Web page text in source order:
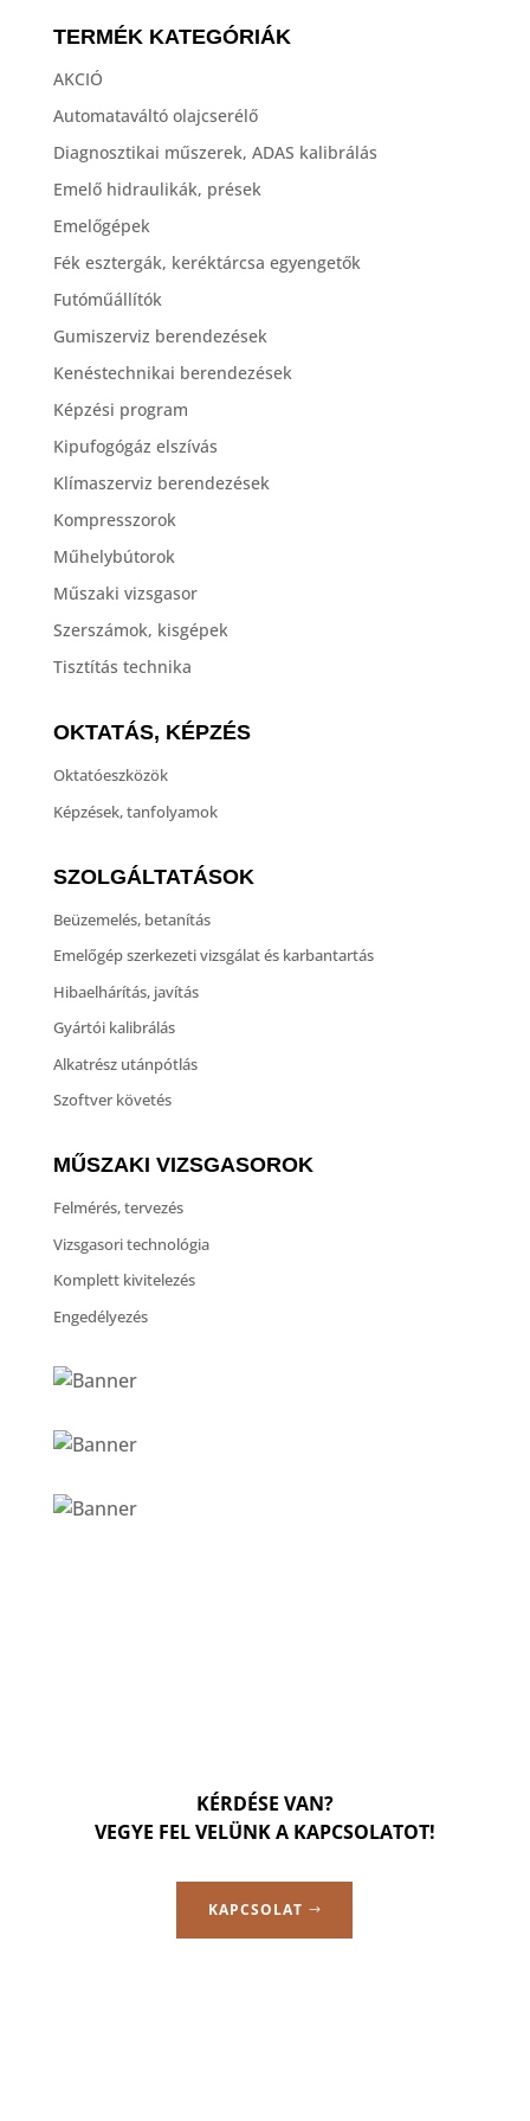
TERMÉK KATEGÓRIÁK
AKCIÓ
Automataváltó olajcserélő
Diagnosztikai műszerek, ADAS kalibrálás
Emelő hidraulikák, prések
Emelőgépek
Fék esztergák, keréktárcsa egyengetők
Futóműállítók
Gumiszerviz berendezések
Kenéstechnikai berendezések
Képzési program
Kipufogógáz elszívás
Klímaszerviz berendezések
Kompresszorok
Műhelybútorok
Műszaki vizsgasor
Szerszámok, kisgépek
Tisztítás technika
OKTATÁS, KÉPZÉS
Oktatóeszközök
Képzések, tanfolyamok
SZOLGÁLTATÁSOK
Beüzemelés, betanítás
Emelőgép szerkezeti vizsgálat és karbantartás
Hibaelhárítás, javítás
Gyártói kalibrálás
Alkatrész utánpótlás
Szoftver követés
MŰSZAKI VIZSGASOROK
Felmérés, tervezés
Vizsgasori technológia
Komplett kivitelezés
Engedélyezés
KÉRDÉSE VAN?
VEGYE FEL VELÜNK A KAPCSOLATOT!
KAPCSOLAT